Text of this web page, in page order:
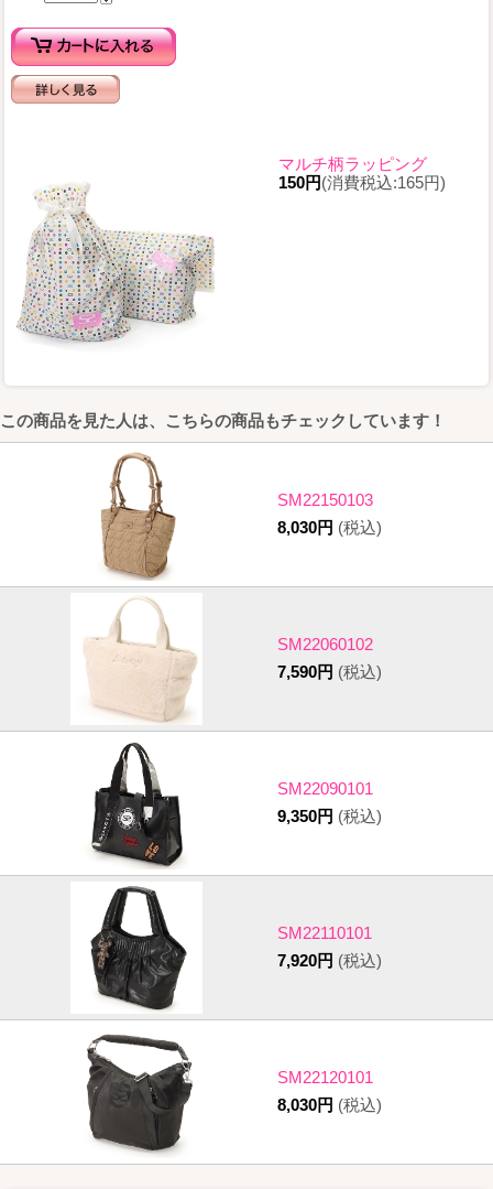
マルチ柄ラッピング
150円(消費税込:165円)
この商品を見た人は、こちらの商品もチェックしています！
SM22150103
8,030円 (税込)
SM22060102
7,590円 (税込)
SM22090101
9,350円 (税込)
SM22110101
7,920円 (税込)
SM22120101
8,030円 (税込)